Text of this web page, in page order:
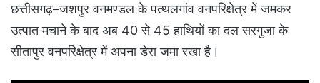
छत्तीसगढ़–जशपुर वनमण्डल के पत्थलगांव वनपरिक्षेत्र में जमकर
उत्पात मचाने के बाद अब 40 से 45 हाथियों का दल सरगुजा के
सीतापुर वनपरिक्षेत्र में अपना डेरा जमा रखा है।